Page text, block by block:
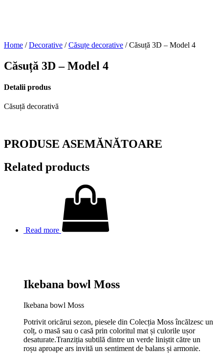
Home /Decorative /Căsuțe decorative / Căsuță 3D – Model 4
Căsuță 3D – Model 4
Detalii produs
Căsuță decorativă
PRODUSE ASEMĂNĂTOARE
Related products
Read more
Ikebana bowl Moss
Ikebana bowl Moss
Potrivit oricărui sezon, piesele din Colecția Moss încălzesc un
colț, o masă sau o casă prin coloritul mat și culorile ușor
desaturate.Tranziția subtilă dintre un verde liniștit către un
roșu aproape ars invită un sentiment de balans și armonie.